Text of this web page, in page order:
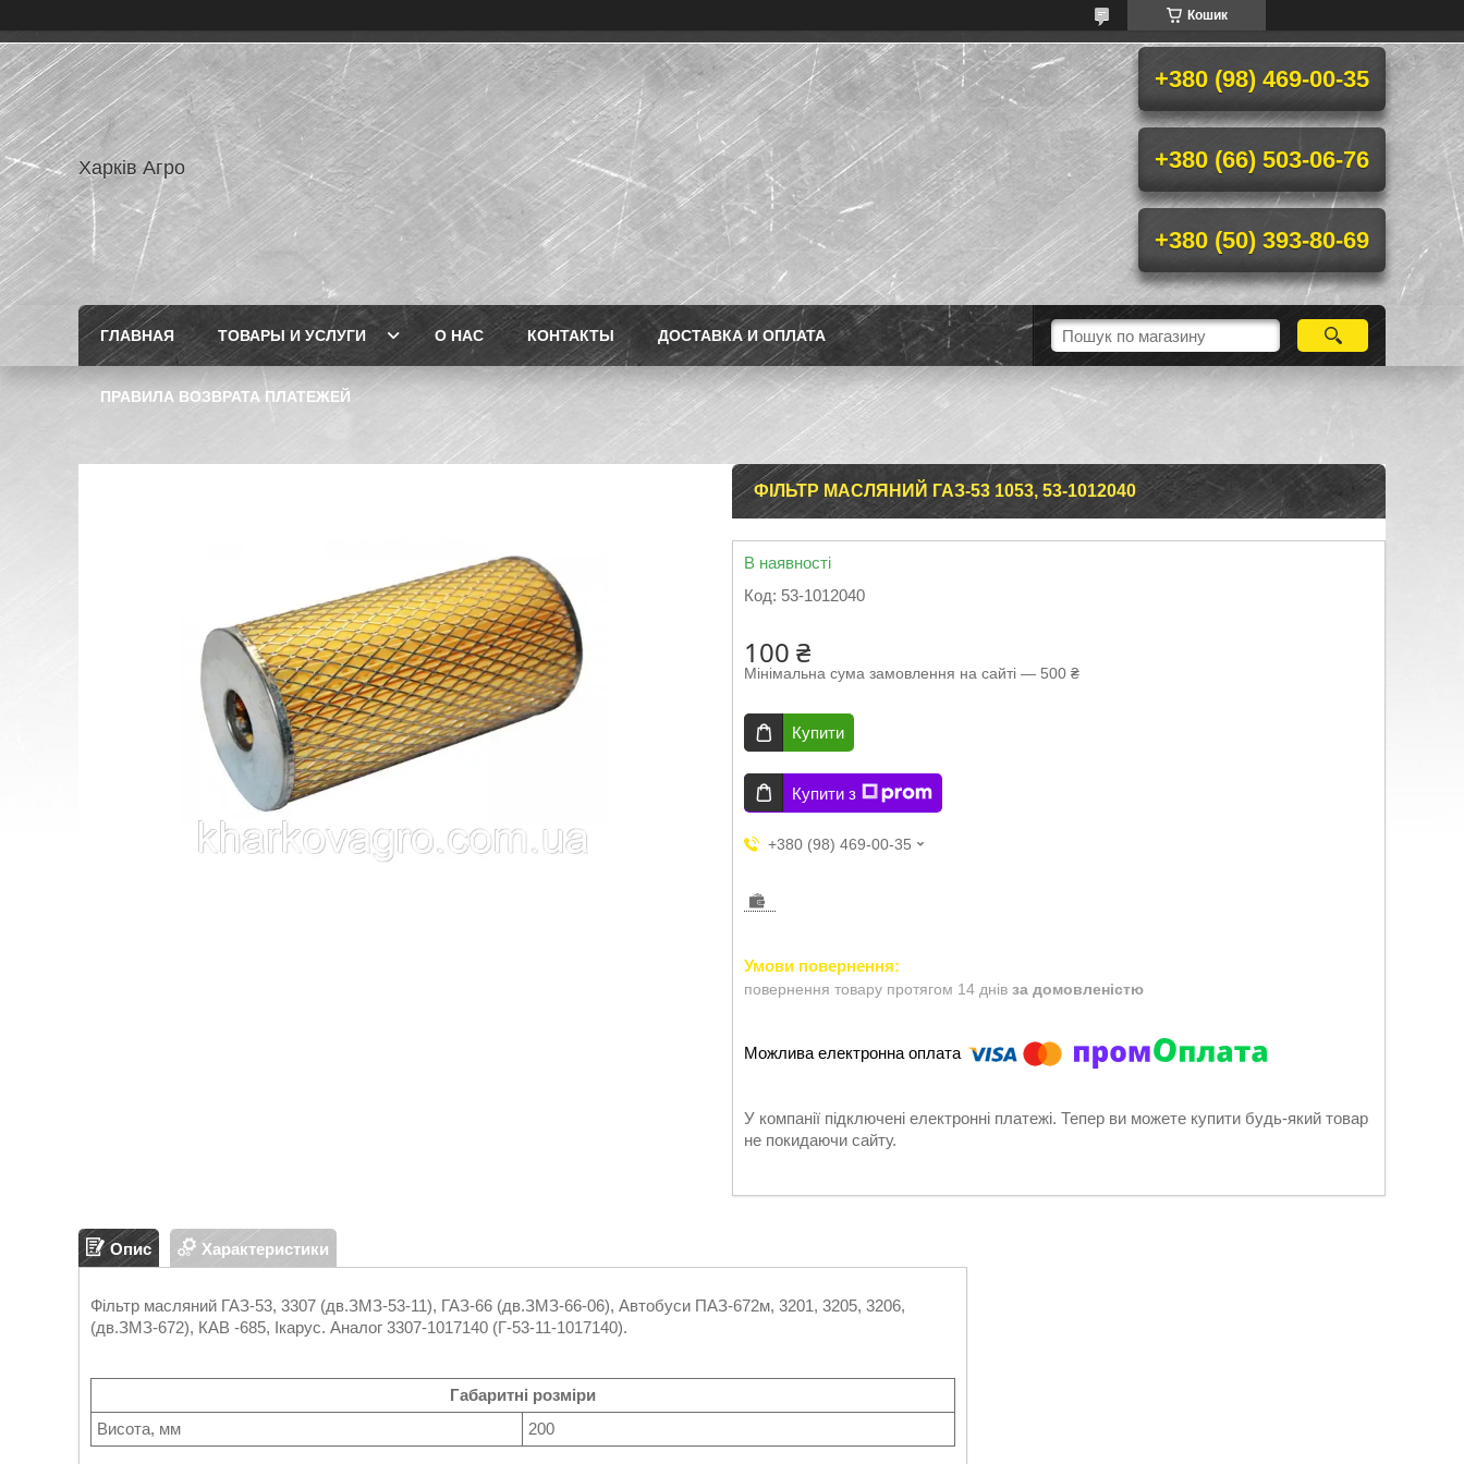
Кошик
Харків Агро
+380 (98) 469-00-35
+380 (66) 503-06-76
+380 (50) 393-80-69
ГЛАВНАЯ ТОВАРЫ И УСЛУГИ О НАС КОНТАКТЫ ДОСТАВКА И ОПЛАТА
ПРАВИЛА ВОЗВРАТА ПЛАТЕЖЕЙ
ФІЛЬТР МАСЛЯНИЙ ГАЗ-53 1053, 53-1012040
В наявності
Код: 53-1012040
100 ₴
Мінімальна сума замовлення на сайті — 500 ₴
Купити
Купити з
+380 (98) 469-00-35
повернення товару протягом 14 днів за домовленістю
У компанії підключені електронні платежі. Тепер ви можете купити будь-який товар
не покидаючи сайту.
Опис Характеристики
Фільтр масляний ГАЗ-53, 3307 (дв.ЗМЗ-53-11), ГАЗ-66 (дв.ЗМЗ-66-06), Автобуси ПАЗ-672м, 3201, 3205, 3206,
(дв.ЗМЗ-672), КАВ -685, Ікарус. Аналог 3307-1017140 (Г-53-11-1017140).
Габаритні розміри
Висота, мм
200